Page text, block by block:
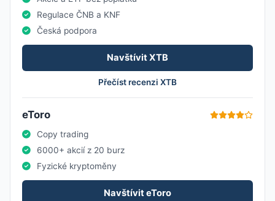
Regulace ČNB a KNF
Česká podpora
Navštívit XTB
Přečíst recenzi XTB
eToro
Copy trading
6000+ akcií z 20 burz
Fyzické kryptoměny
Navštívit eToro